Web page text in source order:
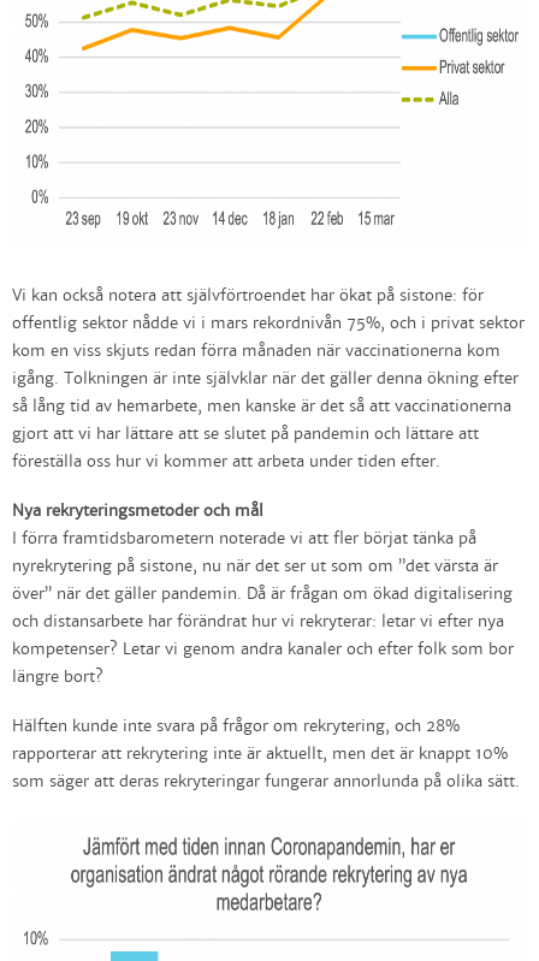
Vi kan också notera att självförtroendet har ökat på sistone: för
offentlig sektor nådde vi i mars rekordnivån 75%, och i privat sektor
kom en viss skjuts redan förra månaden när vaccinationerna kom
igång. Tolkningen är inte självklar när det gäller denna ökning efter
så lång tid av hemarbete, men kanske är det så att vaccinationerna
gjort att vi har lättare att se slutet på pandemin och lättare att
föreställa oss hur vi kommer att arbeta under tiden efter.
Nya rekryteringsmetoder och mål
I förra framtidsbarometern noterade vi att fler börjat tänka på
nyrekrytering på sistone, nu när det ser ut som om ”det värsta är
över” när det gäller pandemin. Då är frågan om ökad digitalisering
och distansarbete har förändrat hur vi rekryterar: letar vi efter nya
kompetenser? Letar vi genom andra kanaler och efter folk som bor
längre bort?
Hälften kunde inte svara på frågor om rekrytering, och 28%
rapporterar att rekrytering inte är aktuellt, men det är knappt 10%
som säger att deras rekryteringar fungerar annorlunda på olika sätt.